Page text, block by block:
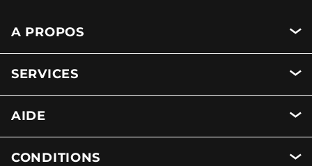
A PROPOS
SERVICES
AIDE
CONDITIONS